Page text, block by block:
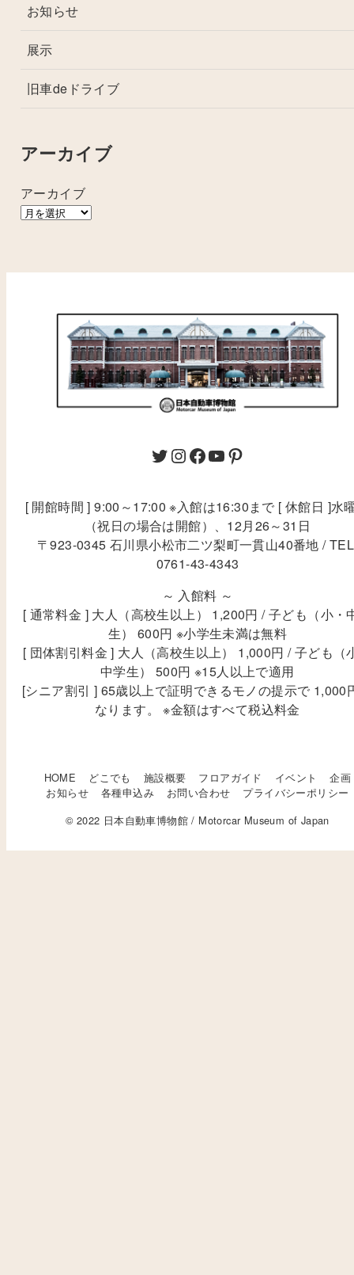
お知らせ
展示
旧車deドライブ
アーカイブ
アーカイブ
[ 開館時間 ] 9:00～17:00 ※入館は16:30まで [ 休館日 ]水
（祝日の場合は開館）、12月26～31日
〒923-0345 石川県小松市二ツ梨町一貫山40番地 /
0761-43-4343
～ 入館料 ～
[ 通常料金 ] 大人（高校生以上） 1,200円 / 子ども（小・
生） 600円 ※小学生未満は無料
[ 団体割引料金 ] 大人（高校生以上） 1,000円 / 子ども（
中学生） 500円 ※15人以上で適用
[シニア割引 ] 65歳以上で証明できるモノの提示で 1,000
なります。 ※金額はすべて税込料金
HOME どこでも 施設概要 フロアガイド イベント
企画
お知らせ
各種申込み お問い合わせ
プライバシーポリシー
© 2022 日本自動車博物館 / Motorcar Museum of Japan